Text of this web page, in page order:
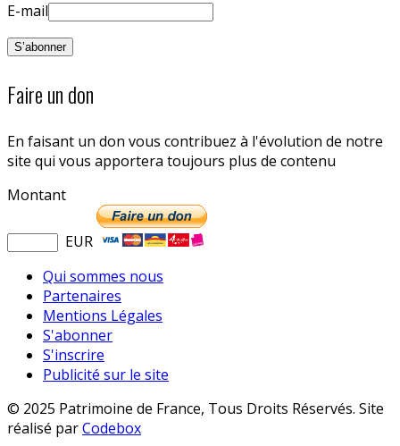
E-mail
Faire un don
En faisant un don vous contribuez à l'évolution de notre
site qui vous apportera toujours plus de contenu
Montant
EUR
Qui sommes nous
Partenaires
Mentions Légales
S'abonner
S'inscrire
Publicité sur le site
© 2025 Patrimoine de France, Tous Droits Réservés. Site
réalisé parCodebox